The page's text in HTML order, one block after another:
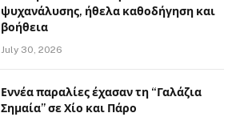
ψυχανάλυσης, ήθελα καθοδήγηση και
βοήθεια
July 30, 2026
Εννέα παραλίες έχασαν τη “Γαλάζια
Σημαία” σε Χίο και Πάρο